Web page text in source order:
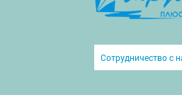
Сотрудничество с